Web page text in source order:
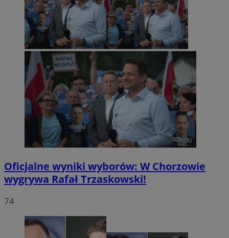
Oficjalne wyniki wyborów: W Chorzowie
wygrywa Rafał Trzaskowski!
74